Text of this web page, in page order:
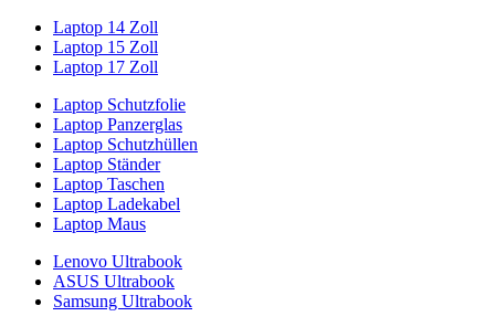
Laptop 14 Zoll
Laptop 15 Zoll
Laptop 17 Zoll
Laptop Schutzfolie
Laptop Panzerglas
Laptop Schutzhüllen
Laptop Ständer
Laptop Taschen
Laptop Ladekabel
Laptop Maus
Lenovo Ultrabook
ASUS Ultrabook
Samsung Ultrabook